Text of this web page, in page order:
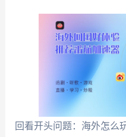
回看开头问题：海外怎么